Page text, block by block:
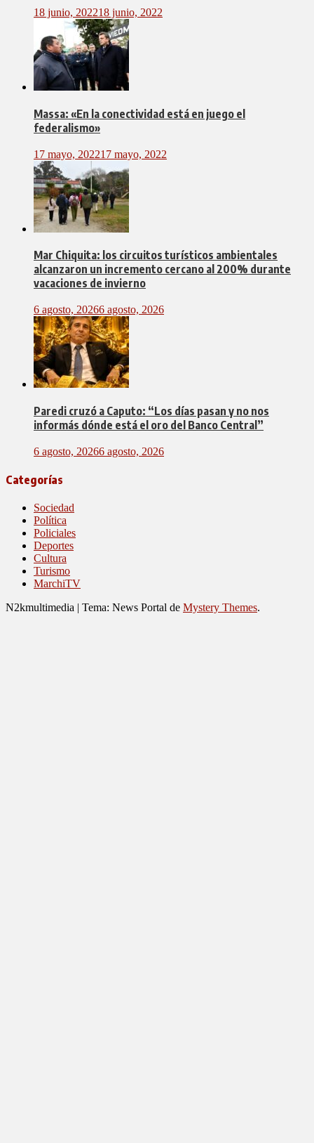
18 junio, 202218 junio, 2022
Massa: «En la conectividad está en juego el
federalismo»
17 mayo, 202217 mayo, 2022
Mar Chiquita: los circuitos turísticos ambientales
alcanzaron un incremento cercano al 200% durante
vacaciones de invierno
6 agosto, 20266 agosto, 2026
Paredi cruzó a Caputo: “Los días pasan y no nos
informás dónde está el oro del Banco Central”
6 agosto, 20266 agosto, 2026
Categorías
Sociedad
Política
Policiales
Deportes
Cultura
Turismo
MarchiTV
N2kmultimedia | Tema: News Portal de Mystery Themes.